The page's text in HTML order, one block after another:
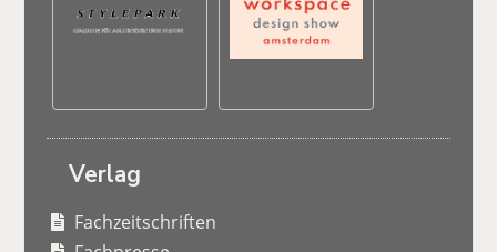
Verlag
Fachzeitschriften